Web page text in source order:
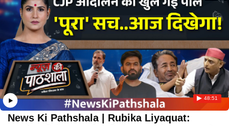
48:51
News Ki Pathshala | Rubika Liyaquat: